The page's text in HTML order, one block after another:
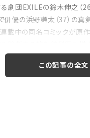
劇団EXILEの鈴木伸之（
俳優の浜野謙太（37）の
連載中の同名コミックが
この記事の全文
ラジオ5年半で
【イ
声優